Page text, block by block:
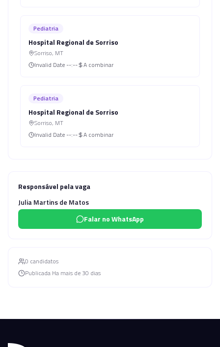
Pediatria
Hospital Regional de Sorriso
Sorriso, MT
Invalid Date --:-- A combinar
Pediatria
Hospital Regional de Sorriso
Sorriso, MT
Invalid Date --:-- A combinar
Responsável pela vaga
Julia Martins de Matos
Falar no WhatsApp
0 candidatos
Publicada Ha mais de 30 dias